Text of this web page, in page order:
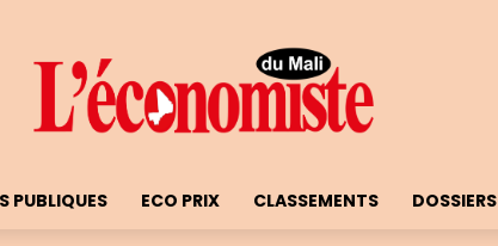
PUBLIQUES ECO PRIX CLASSEMENTS DOSSIERS